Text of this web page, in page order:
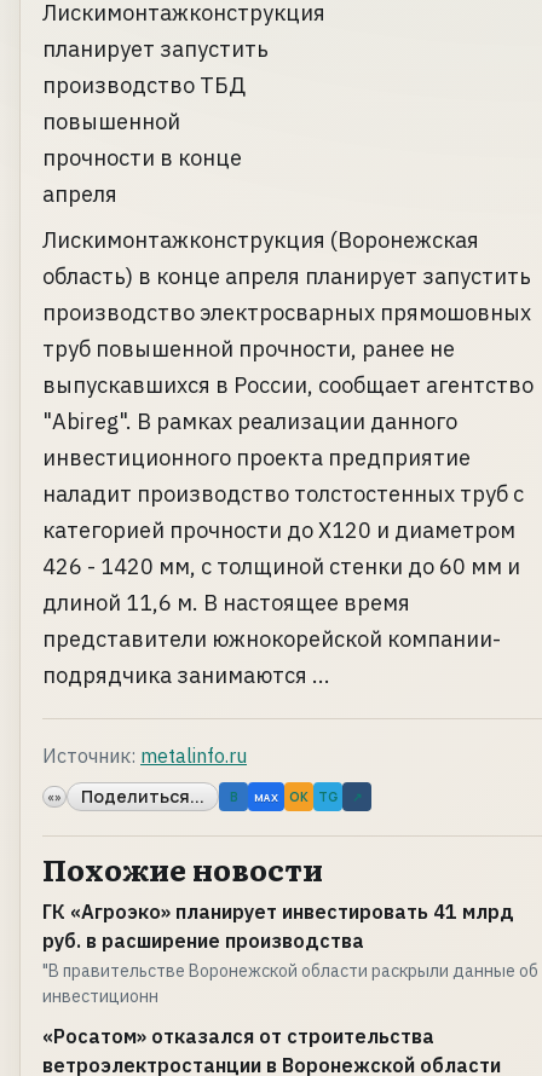
Лискимонтажконструкция (Воронежская
область) в конце апреля планирует запустить
производство электросварных прямошовных
труб повышенной прочности, ранее не
выпускавшихся в России, сообщает агентство
"Abireg". В рамках реализации данного
инвестиционного проекта предприятие
наладит производство толстостенных труб с
категорией прочности до Х120 и диаметром
426 - 1420 мм, с толщиной стенки до 60 мм и
длиной 11,6 м. В настоящее время
представители южнокорейской компании-
подрядчика занимаются ...
Источник: metalinfo.ru
«» Поделиться... B MAX OK TG ↗
Похожие новости
ГК «Агроэко» планирует инвестировать 41 млрд
руб. в расширение производства
"В правительстве Воронежской области раскрыли данные об
инвестиционн
«Росатом» отказался от строительства
ветроэлектростанции в Воронежской области